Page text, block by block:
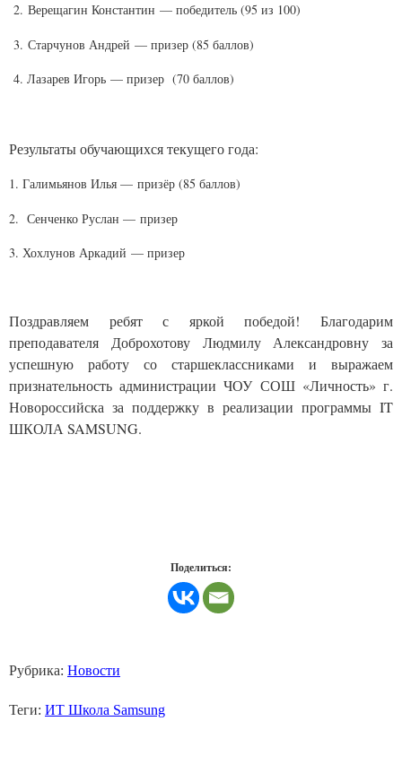
2. Верещагин Константин — победитель (95 из 100)
3. Старчунов Андрей — призер (85 баллов)
4. Лазарев Игорь — призер (70 баллов)
Результаты обучающихся текущего года:
1. Галимьянов Илья — призёр (85 баллов)
2. Сенченко Руслан — призер
3. Хохлунов Аркадий — призер
Поздравляем ребят с яркой победой! Благодарим
преподавателя Доброхотову Людмилу Александровну за
успешную работу со старшеклассниками и выражаем
признательность администрации ЧОУ СОШ «Личность» г.
Новороссийска за поддержку в реализации программы IT
ШКОЛА SAMSUNG.
Поделиться:
Рубрика: Новости
Теги: ИТ Школа Samsung